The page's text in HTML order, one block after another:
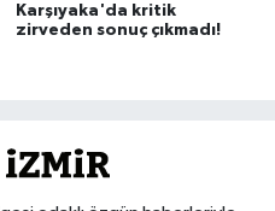
Karşıyaka'da kritik
zirveden sonuç çıkmadı!